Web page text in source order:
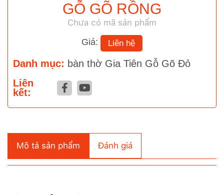
GỖ GÕ RỒNG
Chưa có mã sản phẩm
Giá:
Liên hệ
Danh mục: bàn thờ Gia Tiên Gỗ Gõ Đỏ
Liên
kết:
Mô tả sản phẩm Đánh giá